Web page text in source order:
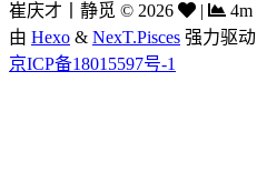
崔庆才丨静觅 © 2026 | 4m
由 Hexo & NexT.Pisces 强力驱动
京ICP备18015597号-1